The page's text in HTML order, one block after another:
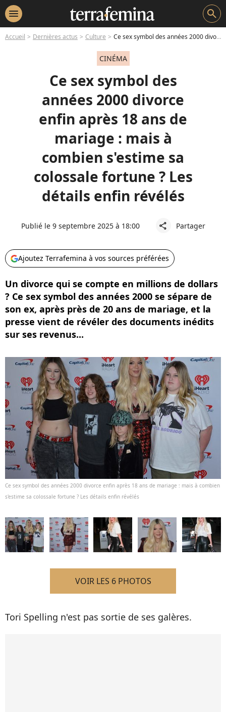
menu search
Accueil Dernières actus Culture Ce sex symbol des années 2000 divorce enfin après 18 ans de mariage : mais à combien s'estime sa colossale fortune ? Les détails enfin révélés
CINÉMA
Ce sex symbol des
années 2000 divorce
enfin après 18 ans de
mariage : mais à
combien s'estime sa
colossale fortune ? Les
détails enfin révélés
Publié le 9 septembre 2025 à 18:00 share Partager
Ajoutez Terrafemina à vos sources préférées
Un divorce qui se compte en millions de dollars
? Ce sex symbol des années 2000 se sépare de
son ex, après près de 20 ans de mariage, et la
presse vient de révéler des documents inédits
sur ses revenus...
Ce sex symbol des années 2000 divorce enfin après 18 ans de mariage : mais à combien
s'estime sa colossale fortune ? Les détails enfin révélés
VOIR LES 6 PHOTOS
Tori Spelling n'est pas sortie de ses galères.